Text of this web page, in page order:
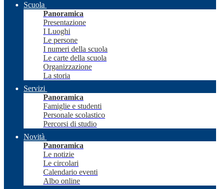
Scuola
Panoramica
Presentazione
I Luoghi
Le persone
I numeri della scuola
Le carte della scuola
Organizzazione
La storia
Servizi
Panoramica
Famiglie e studenti
Personale scolastico
Percorsi di studio
Novità
Panoramica
Le notizie
Le circolari
Calendario eventi
Albo online